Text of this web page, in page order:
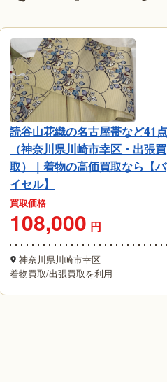
読谷山花織の名古屋帯など41点
（神奈川県川崎市幸区・出張買
取）｜着物の高価買取なら【バ
イセル】
買取価格
108,000 円
神奈川県川崎市幸区
着物買取/出張買取を利用